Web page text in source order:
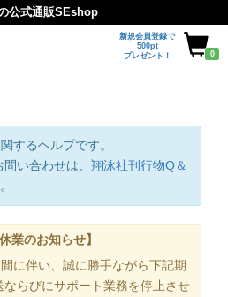
公式通販SEshop
新規会員登録で
500pt
プレゼント！
0
するヘルプです。
い合わせは、 翔泳社刊行物Q＆
業のお知らせ】
に伴い、誠に勝手ながら下記期
ならびにサポート業務を停止させ